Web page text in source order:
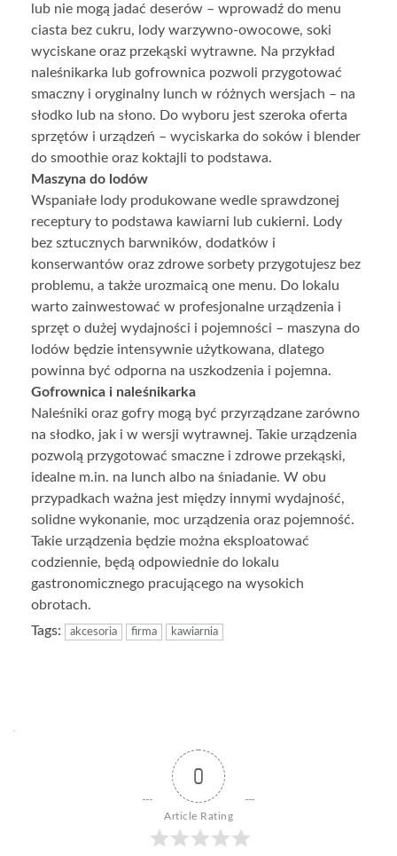
lub nie mogą jadać deserów – wprowadź do menu
ciasta bez cukru, lody warzywno-owocowe, soki
wyciskane oraz przekąski wytrawne. Na przykład
naleśnikarka lub gofrownica pozwoli przygotować
smaczny i oryginalny lunch w różnych wersjach – na
słodko lub na słono. Do wyboru jest szeroka oferta
sprzętów i urządzeń – wyciskarka do soków i blender
do smoothie oraz koktajli to podstawa.
Maszyna do lodów
Wspaniałe lody produkowane wedle sprawdzonej
receptury to podstawa kawiarni lub cukierni. Lody
bez sztucznych barwników, dodatków i
konserwantów oraz zdrowe sorbety przygotujesz bez
problemu, a także urozmaicą one menu. Do lokalu
warto zainwestować w profesjonalne urządzenia i
sprzęt o dużej wydajności i pojemności – maszyna do
lodów będzie intensywnie użytkowana, dlatego
powinna być odporna na uszkodzenia i pojemna.
Gofrownica i naleśnikarka
Naleśniki oraz gofry mogą być przyrządzane zarówno
na słodko, jak i w wersji wytrawnej. Takie urządzenia
pozwolą przygotować smaczne i zdrowe przekąski,
idealne m.in. na lunch albo na śniadanie. W obu
przypadkach ważna jest między innymi wydajność,
solidne wykonanie, moc urządzenia oraz pojemność.
Takie urządzenia będzie można eksploatować
codziennie, będą odpowiednie do lokalu
gastronomicznego pracującego na wysokich
obrotach.
Tags:
akcesoria firma kawiarnia
0
Article Rating